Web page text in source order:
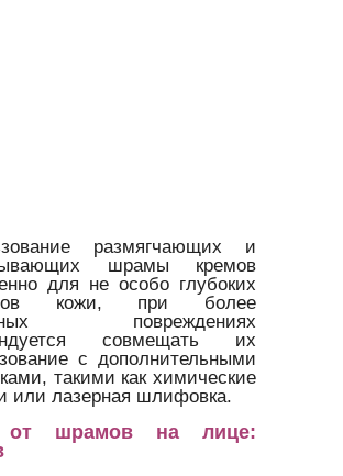
размягчающих и
шрамы кремов
для не особо глубоких
кожи, при более
повреждениях
совмещать их
с дополнительными
такими как химические
или лазерная шлифовка.
от шрамов на лице: